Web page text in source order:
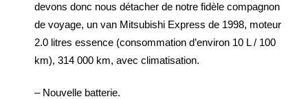
devons donc nous détacher de notre fidèle compagnon
de voyage, un van Mitsubishi Express de 1998, moteur
2.0 litres essence (consommation d’environ 10 L / 100
km), 314 000 km, avec climatisation.
– Nouvelle batterie.